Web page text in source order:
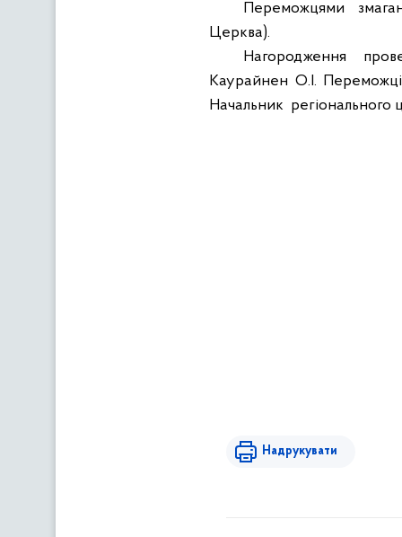
Переможцями
Церква).
Нагородження
Каурайнен О.І. Переможці
Начальник регіонального
Надрукувати